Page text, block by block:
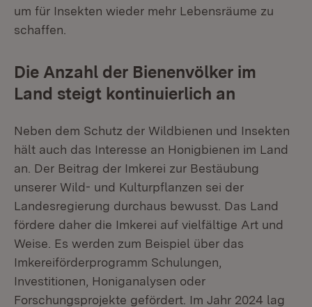
um für Insekten wieder mehr Lebensräume zu
schaffen.
Die Anzahl der Bienenvölker im
Land steigt kontinuierlich an
Neben dem Schutz der Wildbienen und Insekten
hält auch das Interesse an Honigbienen im Land
an. Der Beitrag der Imkerei zur Bestäubung
unserer Wild- und Kulturpflanzen sei der
Landesregierung durchaus bewusst. Das Land
fördere daher die Imkerei auf vielfältige Art und
Weise. Es werden zum Beispiel über das
Imkereiförderprogramm Schulungen,
Investitionen, Honiganalysen oder
Forschungsprojekte gefördert. Im Jahr 2024 lag